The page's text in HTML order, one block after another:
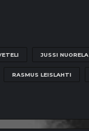
JUSSI NUORELA
RASMUS LEISLAHTI